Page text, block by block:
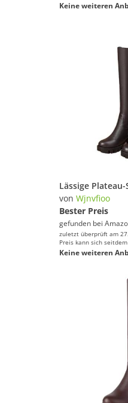
Keine weiteren
von Wjnvfioo
Bester Preis
gefunden bei
zuletzt überprüft am
Preis kann sich
Keine weiteren